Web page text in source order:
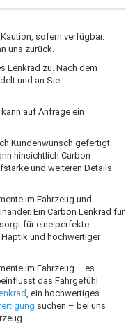
sofern verfügbar.
uns zurück.
Lenkrad zu. Nach dem
und an Sie
auf Anfrage ein
Kundenwunsch gefertigt.
hinsichtlich Carbon-
und weiteren Details
im Fahrzeug und
Ein Carbon Lenkrad für
für eine perfekte
und hochwertiger
im Fahrzeug – es
das Fahrgefühl
, ein hochwertiges
suchen – bei uns